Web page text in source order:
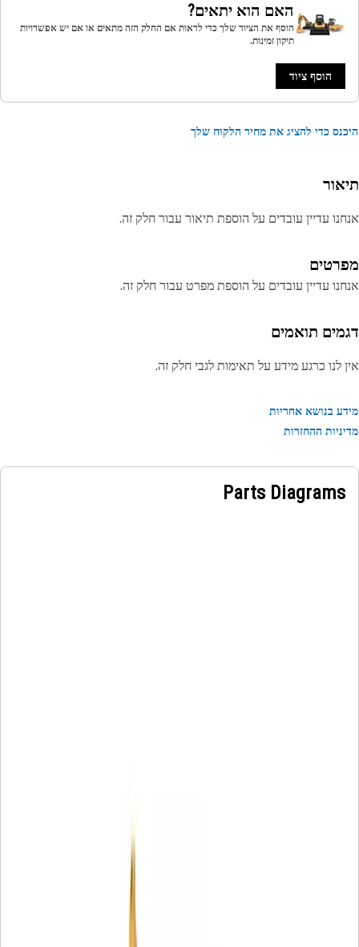
האם הוא יתאים?
הוסף את הציוד שלך כדי לראות אם החלק הזה מתאים או אם יש אפשרויות
תיקון זמינות.
הוסף ציוד
כדי להציג את מחיר הלקוח שלך
עדיין עובדים על הוספת תיאור עבור חלק זה.
עדיין עובדים על הוספת מפרט עבור חלק זה.
תואמים
לנו כרגע מידע על תאימות לגבי חלק זה.
בנושא אחריות
ההחזרות
Parts Diagrams